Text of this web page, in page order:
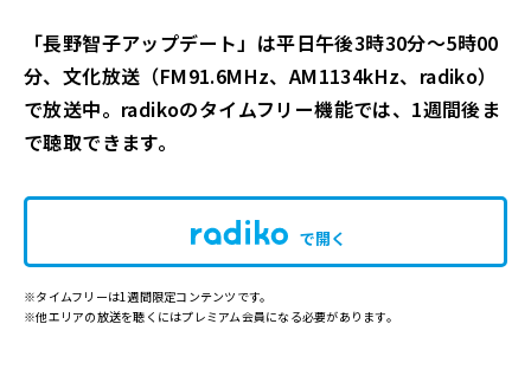
「長野智子アップデート」は平日午後3時30分～5時00
分、文化放送（FM91.6MHz、AM1134kHz、radiko）
で放送中。radikoのタイムフリー機能では、1週間後ま
で聴取できます。
で開く
※タイムフリーは1週間限定コンテンツです。
※他エリアの放送を聴くにはプレミアム会員になる必要があります。